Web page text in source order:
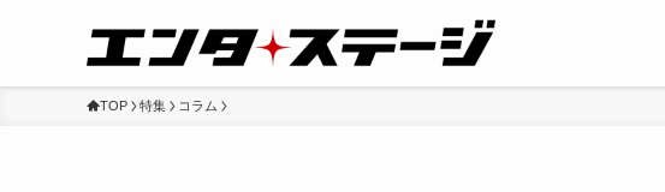
TOP 特集 コラム